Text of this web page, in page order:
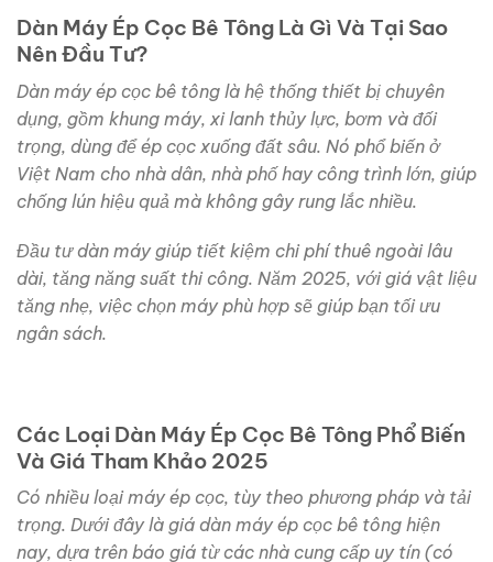
Dàn Máy Ép Cọc Bê Tông Là Gì Và Tại Sao
Nên Đầu Tư?
Dàn máy ép cọc bê tông là hệ thống thiết bị chuyên
dụng, gồm khung máy, xi lanh thủy lực, bơm và đối
trọng, dùng để ép cọc xuống đất sâu. Nó phổ biến ở
Việt Nam cho nhà dân, nhà phố hay công trình lớn, giúp
chống lún hiệu quả mà không gây rung lắc nhiều.
Đầu tư dàn máy giúp tiết kiệm chi phí thuê ngoài lâu
dài, tăng năng suất thi công. Năm 2025, với giá vật liệu
tăng nhẹ, việc chọn máy phù hợp sẽ giúp bạn tối ưu
ngân sách.
Các Loại Dàn Máy Ép Cọc Bê Tông Phổ Biến
Và Giá Tham Khảo 2025
Có nhiều loại máy ép cọc, tùy theo phương pháp và tải
trọng. Dưới đây là giá dàn máy ép cọc bê tông hiện
nay, dựa trên báo giá từ các nhà cung cấp uy tín (có